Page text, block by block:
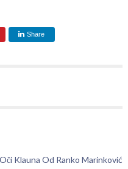
Share
Klauna Od Ranko Marinković